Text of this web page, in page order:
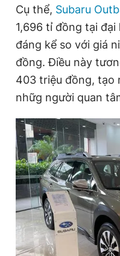
Sản phẩm khác
Tiện ích
Thông tin tòa soạn
Đọc Thanh Niên trên
Theo dõi báo trên
Cụ thể, Subaru
1,696 tỉ đồng tại
đáng kể so với giá
đồng. Điều này
403 triệu đồng, tạo
nhữg người quan